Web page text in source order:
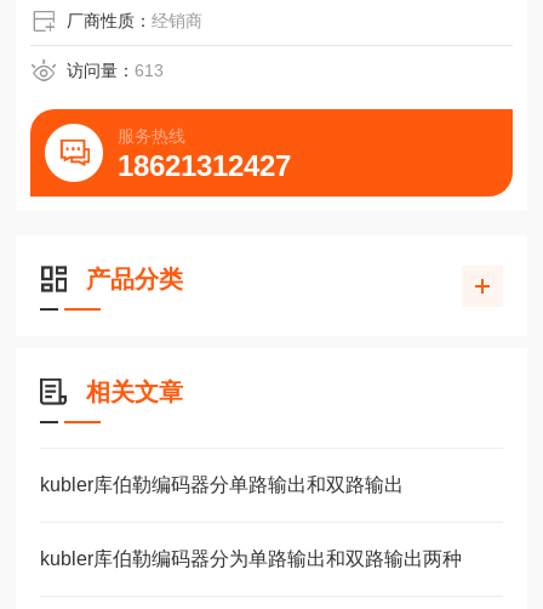
厂商性质：经销商
访问量：613
服务热线
18621312427
产品分类
相关文章
kubler库伯勒编码器分单路输出和双路输出
kubler库伯勒编码器分为单路输出和双路输出两种